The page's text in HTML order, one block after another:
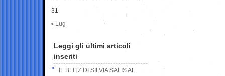
31
« Lug
Leggi gli ultimi articoli
inseriti
IL BLITZ DI SILVIA SALIS AL